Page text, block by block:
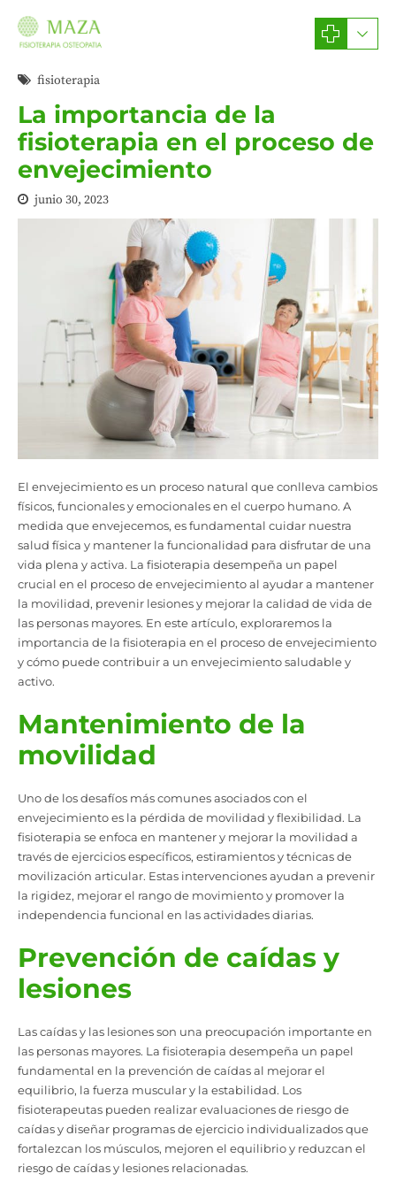
fisioterapia
La importancia de la
fisioterapia en el proceso de
envejecimiento
junio 30, 2023
El envejecimiento es un proceso natural que conlleva cambios
físicos, funcionales y emocionales en el cuerpo humano. A
medida que envejecemos, es fundamental cuidar nuestra
salud física y mantener la funcionalidad para disfrutar de una
vida plena y activa. La fisioterapia desempeña un papel
crucial en el proceso de envejecimiento al ayudar a mantener
la movilidad, prevenir lesiones y mejorar la calidad de vida de
las personas mayores. En este artículo, exploraremos la
importancia de la fisioterapia en el proceso de envejecimiento
y cómo puede contribuir a un envejecimiento saludable y
activo.
Mantenimiento de la
movilidad
Uno de los desafíos más comunes asociados con el
envejecimiento es la pérdida de movilidad y flexibilidad. La
fisioterapia se enfoca en mantener y mejorar la movilidad a
través de ejercicios específicos, estiramientos y técnicas de
movilización articular. Estas intervenciones ayudan a prevenir
la rigidez, mejorar el rango de movimiento y promover la
independencia funcional en las actividades diarias.
Prevención de caídas y
lesiones
Las caídas y las lesiones son una preocupación importante en
las personas mayores. La fisioterapia desempeña un papel
fundamental en la prevención de caídas al mejorar el
equilibrio, la fuerza muscular y la estabilidad. Los
fisioterapeutas pueden realizar evaluaciones de riesgo de
caídas y diseñar programas de ejercicio individualizados que
fortalezcan los músculos, mejoren el equilibrio y reduzcan el
riesgo de caídas y lesiones relacionadas.